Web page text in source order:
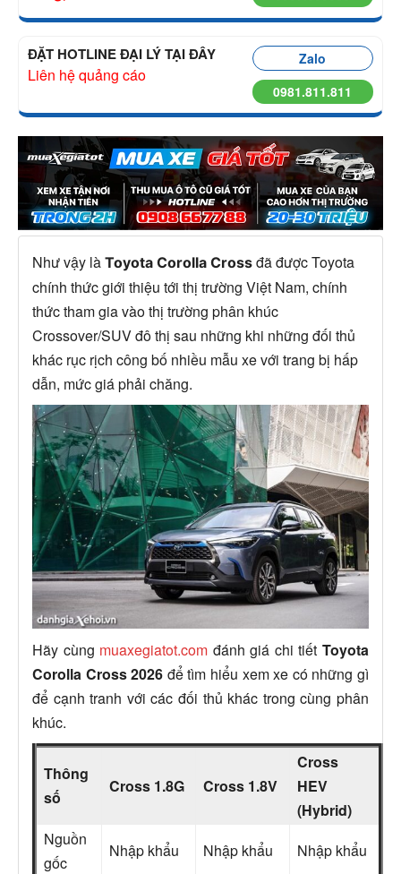
ĐẶT HOTLINE ĐẠI LÝ TẠI ĐÂY
Liên hệ quảng cáo
Zalo
0981.811.811
Như vậy là Toyota Corolla Cross đã được Toyota
chính thức giới thiệu tới thị trường Việt Nam, chính
thức tham gia vào thị trường phân khúc
Crossover/SUV đô thị sau những khi những đối thủ
khác rục rịch công bố nhiều mẫu xe với trang bị hấp
dẫn, mức giá phải chăng.
Hãy cùng muaxegiatot.com đánh giá chi tiếtToyota
Corolla Cross 2026 để tìm hiểu xem xe có những gì
để cạnh tranh với các đối thủ khác trong cùng phân
khúc.
Thông
số
Cross 1.8G Cross 1.8V
Cross
HEV
(Hybrid)
Nguồn
gốc
Nhập khẩu Nhập khẩu
Nhập khẩu